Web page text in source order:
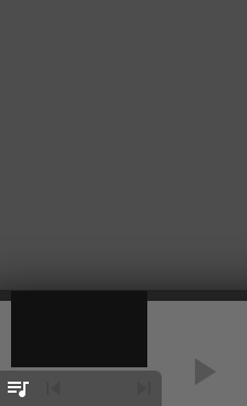
queue_music play_arrow